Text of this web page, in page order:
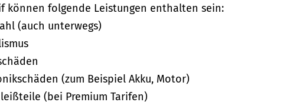
können folgende Leistungen enthalten sein:
(auch unterwegs)
(zum Beispiel Akku, Motor)
(bei Premium Tarifen)